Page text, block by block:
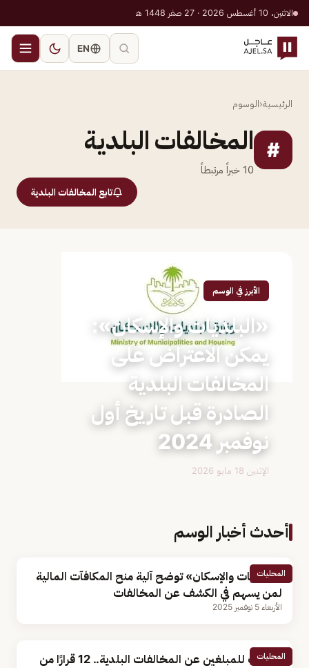
الاثنين، 10 أغسطس 2026 · 27 صفر 1448 هـ
EN
الرئيسية‹الوسوم
# المخالفات البلدية
10 خبراً مرتبطاً
تابع المخالفات البلدية
الأبرز في الوسم
«البلديات والإسكان»:
يمكن الاعتراض على
المخالفات البلدية
الصادرة قبل تاريخ أول
نوفمبر 2024
الإثنين 18 مايو 2026
أحدث أخبار الوسم
المحليات
«البلديات والإسكان» توضح آلية منح المكافآت المالية
لمن يسهم في الكشف عن المخالفات
الأربعاء 5 نوفمبر 2025
المحليات
مكافآت للمبلغين عن المخالفات البلدية.. 12 قرارًا من